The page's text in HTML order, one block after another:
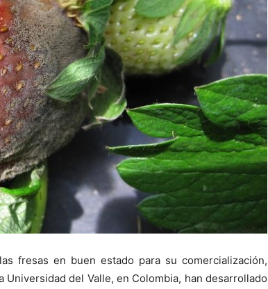
fresas en buen estado para su comercialización,
del Valle, en Colombia, han desarrollado